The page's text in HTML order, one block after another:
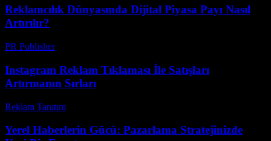
Reklamcılık Dünyasında Dijital Piyasa Payı Nasıl
Artırılır?
PR Publisher-
Instagram Reklam Tıklaması İle Satışları
Artırmanın Sırları
Reklam Tanıtım
Yerel Haberlerin Gücü: Pazarlama Stratejinizde